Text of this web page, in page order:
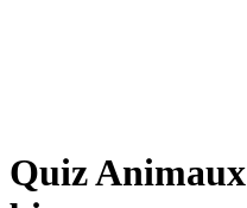
Quiz Animaux